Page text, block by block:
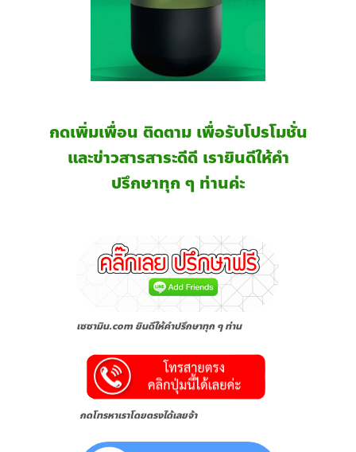
กดเพิ่มเพื่อน ติดตาม เพื่อรับโปรโมชั่น
และข่าวสารสาระดีดี เรายินดีให้คำ
ปรึกษาทุก ๆ ท่านค่ะ
เซซามิน.com ยินดีให้คำปรึกษาทุก ๆ ท่าน
กดโทรหาเราโดยตรงได้เลยจ้า